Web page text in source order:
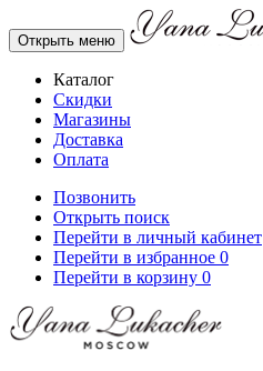
Открыть меню
Каталог
Скидки
Магазины
Доставка
Оплата
Позвонить
Открыть поиск
Перейти в личный кабинет
Перейти в избранное 0
Перейти в корзину 0